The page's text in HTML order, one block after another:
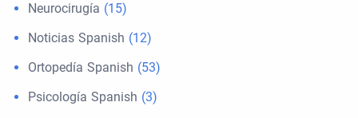
Neurocirugía (15)
Noticias Spanish (12)
Ortopedía Spanish (53)
Psicología Spanish (3)